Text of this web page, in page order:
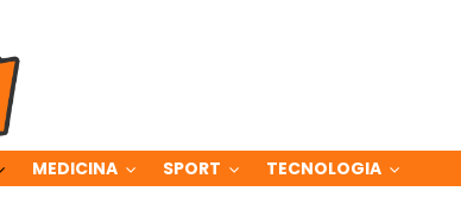
MEDICINA SPORT TECNOLOGIA